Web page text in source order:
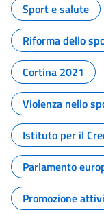
Sport e salute
Riforma dello
Cortina 2021
Violenza nello
Istituto per il
Parlamento
Promozione